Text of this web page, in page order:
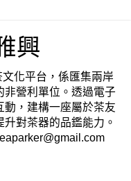
興
文化平台，係匯集兩岸
非營利單位。透過電子
，建構一座屬於茶友
對茶器的品鑑能力。